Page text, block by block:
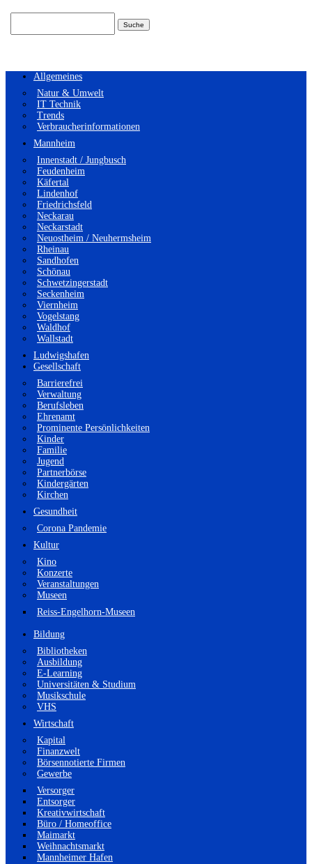
Allgemeines
Natur & Umwelt
IT Technik
Trends
Verbraucherinformationen
Mannheim
Innenstadt / Jungbusch
Feudenheim
Käfertal
Lindenhof
Friedrichsfeld
Neckarau
Neckarstadt
Neuostheim / Neuhermsheim
Rheinau
Sandhofen
Schönau
Schwetzingerstadt
Seckenheim
Viernheim
Vogelstang
Waldhof
Wallstadt
Ludwigshafen
Gesellschaft
Barrierefrei
Verwaltung
Berufsleben
Ehrenamt
Prominente Persönlichkeiten
Kinder
Familie
Jugend
Partnerbörse
Kindergärten
Kirchen
Gesundheit
Corona Pandemie
Kultur
Kino
Konzerte
Veranstaltungen
Museen
Reiss-Engelhorn-Museen
Bildung
Bibliotheken
Ausbildung
E-Learning
Universitäten & Studium
Musikschule
VHS
Wirtschaft
Kapital
Finanzwelt
Börsennotierte Firmen
Gewerbe
Versorger
Entsorger
Kreativwirtschaft
Büro / Homeoffice
Maimarkt
Weihnachtsmarkt
Mannheimer Hafen